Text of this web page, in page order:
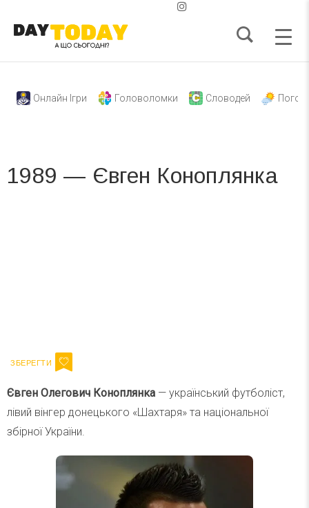
Онлайн Ігри Головоломки Словодей
1989 — Євген Коноплянка
Євген Олегович Коноплянка — український футболіст,
лівий вінгер донецького «Шахтаря» та національної
збірної України.